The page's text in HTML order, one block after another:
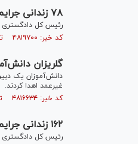
۷۸ زندانی جرایم غیرعمد در میز خدمت دادگستری استان خراسان جنوبی آزاد شدند
رئیس کل دادگستری خراسان جنوبی گفت: ۷۸ زندانی مالی و
کد خبر: ۴۸۱۹۷۰۰ تاریخ انتشار : ۱۴۰۳/۱۱/۲۳
گلریزان
غیرعمد اهدا کردند.
کد خبر: ۴۸۱۶۶۳۴ تاریخ انتشار : ۱۴۰۳/۱۱/۰۶
۱۶۲ زندانی جرایم غیرعمد استان یزد از ابتدای سال جاری آزاد شدند
رئیس کل دادگستری و رئیس هیئت